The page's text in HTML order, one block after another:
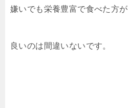
嫌いでも栄養豊富で食べた方が
良いのは間違いないです。